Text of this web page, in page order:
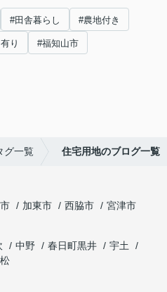
#田舎暮らし #農地付き
り #福知山市
グ一覧 住宅用地のブログ一覧
加東市 西脇市
宮津市
中野 春日町黒井
宇土